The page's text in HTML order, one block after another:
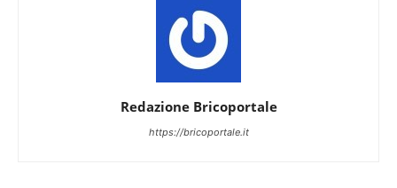
Redazione Bricoportale
https://bricoportale.it